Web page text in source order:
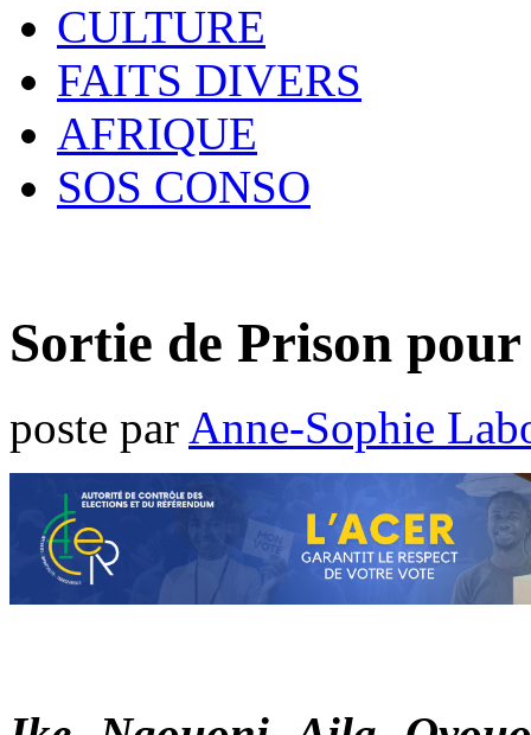
CULTURE
FAITS DIVERS
AFRIQUE
SOS CONSO
Sortie de Prison
poste par Anne-Sophie